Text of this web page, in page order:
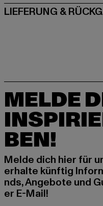
LIEFERUNG &
MELDE
BEN!
Melde dich hier für
erhalte künftig
nds, Angebote und
er E-Mail!